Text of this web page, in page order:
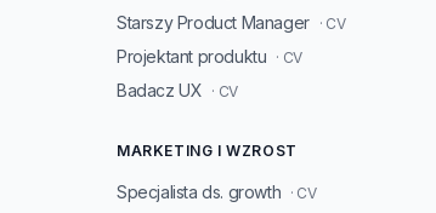
Starszy Product Manager · CV
Projektant produktu · CV
Badacz UX · CV
MARKETING I WZROST
Specjalista ds. growth · CV